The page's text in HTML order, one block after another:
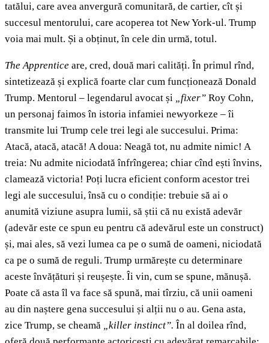
tatălui, care avea anvergură comunitară, de cartier, cît și
succesul mentorului, care acoperea tot New York-ul. Trump
voia mai mult. Și a obținut, în cele din urmă, totul.
The Apprentice are, cred, două mari calități. În primul rînd,
sintetizează și explică foarte clar cum funcționează Donald
Trump. Mentorul – legendarul avocat și „fixer” Roy Cohn,
un personaj faimos în istoria infamiei newyorkeze – îi
transmite lui Trump cele trei legi ale succesului. Prima:
Atacă, atacă, atacă! A doua: Neagă tot, nu admite nimic! A
treia: Nu admite niciodată înfrîngerea; chiar cînd ești învins,
clamează victoria! Poți lucra eficient conform acestor trei
legi ale succesului, însă cu o condiție: trebuie să ai o
anumită viziune asupra lumii, să știi că nu există adevăr
(adevăr este ce spun eu pentru că adevărul este un construct)
și, mai ales, să vezi lumea ca pe o sumă de oameni, niciodată
ca pe o sumă de reguli. Trump urmărește cu determinare
aceste învățături și reușește. Îi vin, cum se spune, mănușă.
Poate că asta îl va face să spună, mai tîrziu, că unii oameni
au din naștere gena succesului și alții nu o au. Gena asta,
zice Trump, se cheamă „killer instinct”. În al doilea rînd,